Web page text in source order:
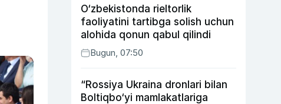
O‘zbekistonda rieltorlik
faoliyatini tartibga solish uchun
alohida qonun qabul qilindi
Bugun, 07:50
“Rossiya Ukraina dronlari bilan
Boltiqbo‘yi mamlakatlariga